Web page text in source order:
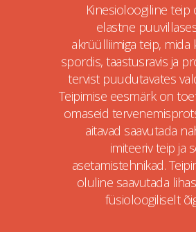
Kinesioloogiline teip
elastne
akrüülliimiga teip, mida
spordis, taastusravis ja
tervist puudutavates
Teipimise eesmärk on
omaseid
aitavad saavutada
imiteeriv teip ja
asetamistehnikad.
oluline saavutada
füsioloogiliselt